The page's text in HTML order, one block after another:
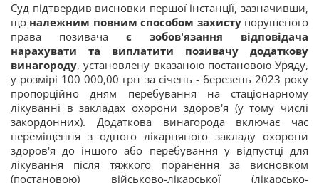
Суд підтвердив висновки першої інстанції, зазначивши,
що належним повним способом захисту порушеного
права позивача є зобов'язання відповідача
нарахувати та виплатити позивачу додаткову
винагороду, установлену вказаною постановою Уряду,
у розмірі 100 000,00 грн за січень - березень 2023 року
пропорційно дням перебування на стаціонарному
лікуванні в закладах охорони здоров'я (у тому числі
закордонних). Додаткова винагорода включає час
переміщення з одного лікарняного закладу охорони
здоров'я до іншого або перебування у відпустці для
лікування після тяжкого поранення за висновком
(постановою) військово-лікарської (лікарсько-